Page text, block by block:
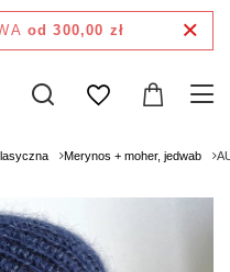
od 300,00 zł
Merynos + moher, jedwab